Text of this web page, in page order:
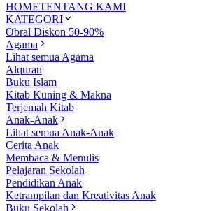
HOMETENTANG KAMI
KATEGORI
Obral Diskon 50-90%
Agama
Lihat semua Agama
Alquran
Buku Islam
Kitab Kuning & Makna
Terjemah Kitab
Anak-Anak
Lihat semua Anak-Anak
Cerita Anak
Membaca & Menulis
Pelajaran Sekolah
Pendidikan Anak
Ketrampilan dan Kreativitas Anak
Buku Sekolah